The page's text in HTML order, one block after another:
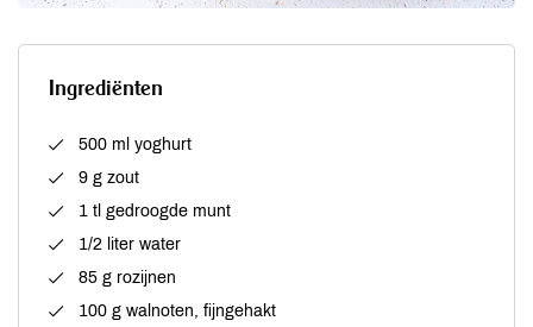
Ingrediënten
500 ml yoghurt
9 g zout
1 tl gedroogde munt
1/2 liter water
85 g rozijnen
100 g walnoten, fijngehakt